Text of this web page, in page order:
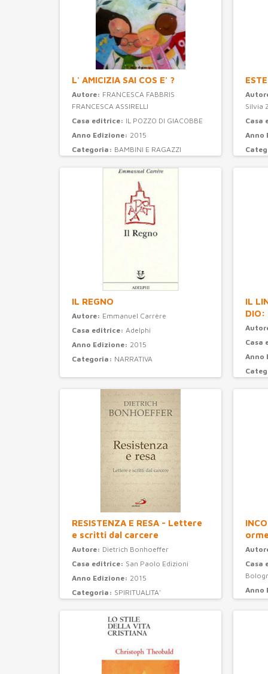
L' AMICIZIA SAI COS E' ?
Autore: FRANCESCA FABBRIS
FRANCESCA ASSIRELLI
Casa editrice: IL POZZO DI GIACOBBE
Anno Edizione: 2015
Categoria: BAMBINI E RAGAZZI
Silvia
Casa
Anno
IL REGNO
Autore: Emmanuel Carrère
Casa editrice: Adelphi
Anno Edizione: 2015
Categoria: NARRATIVA
IL
DIO:
Casa
Anno
RESISTENZA E RESA - Lettere
e scritti dal carcere
Autore: Dietrich Bonhoeffer
Casa editrice: San Paolo Edizioni
Anno Edizione: 2015
Categoria: SPIRITUALITA'
Casa
Anno